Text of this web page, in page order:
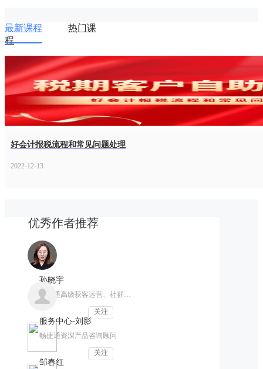
最新课程
热门课
程
好会计报税流程和常见问题处理
2022-12-13
优秀作者推荐
孙晓宇
畅捷通高级获客运营、社群运营
关注
服务中心-刘影
畅捷通资深产品咨询顾问
关注
邹春红